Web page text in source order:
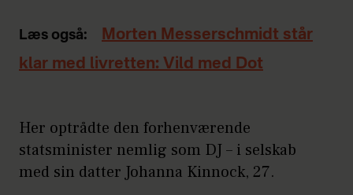
Læs også:
Morten Messerschmidt står
klar med livretten: Vild med Dot
Her optrådte den forhenværende
statsminister nemlig som DJ – i selskab
med sin datter Johanna Kinnock, 27.